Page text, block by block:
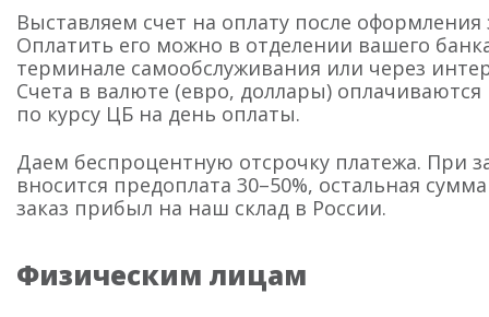
Выставляем счет на оплату после оформления
Оплатить его можно в отделении вашего
терминале самообслуживания или через
Счета в валюте (евро, доллары) оплачиваются
по курсу ЦБ на день оплаты.
Даем беспроцентную отсрочку платежа. При
вносится предоплата 30–50%, остальная
заказ прибыл на наш склад в России.
Физическим лицам